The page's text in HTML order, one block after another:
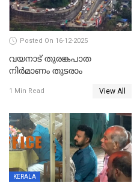
Posted On 16-12-2025
വയനാട് തുരങ്കപാത
നിർമാണം തുടരാം
1 Min Read View All
KERALA